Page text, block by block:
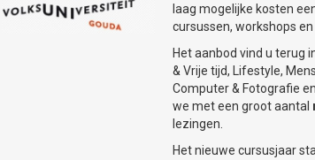
laag mogelijke kosten
cursussen, workshops
Het aanbod vind u terug
& Vrije tijd, Lifestyle,
Computer & Fotografie
we met een groot aantal
lezingen.
Het nieuwe cursusjaar